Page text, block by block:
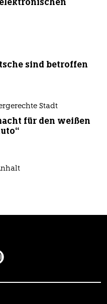
sind betroffen
Stadt
für den weißen